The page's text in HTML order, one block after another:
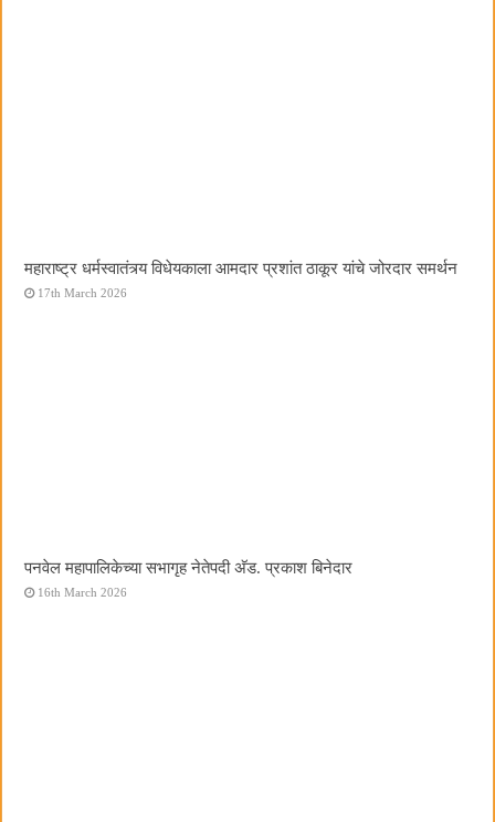
महाराष्ट्र धर्मस्वातंत्र्य विधेयकाला आमदार प्रशांत ठाकूर यांचे जोरदार समर्थन
17th March 2026
पनवेल महापालिकेच्या सभागृह नेतेपदी अ‍ॅड. प्रकाश बिनेदार
16th March 2026